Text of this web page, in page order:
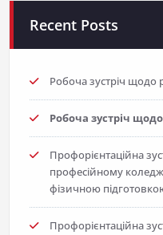
Recent Posts
Робоча зустріч щодо
Робоча зустріч
Профорієнтаційна
професійному
фізичною
Профорієнтаційна